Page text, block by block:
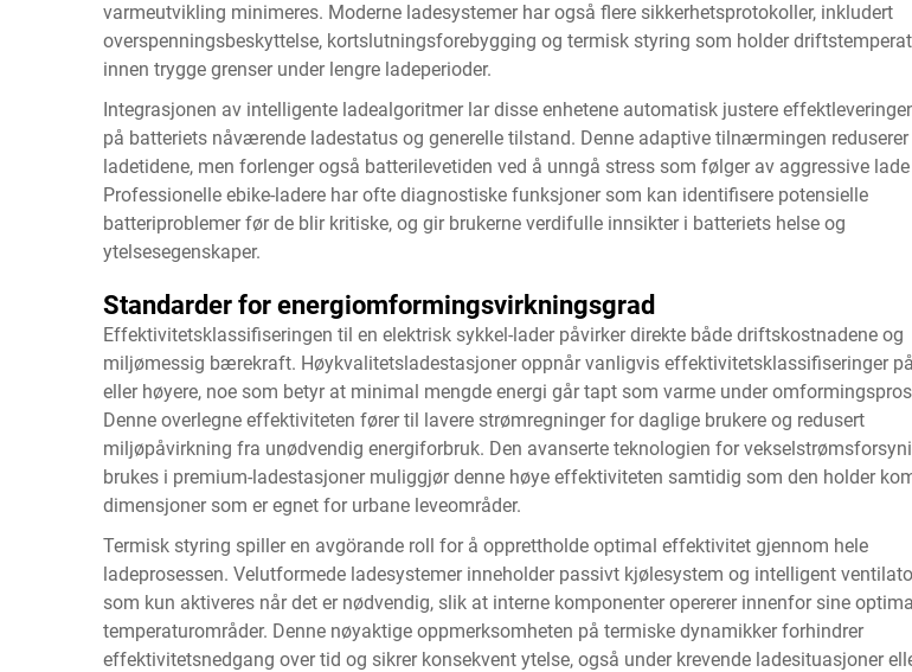
varmeutvikling minimeres. Moderne ladesystemer har også flere sikkerhetsprotokoller, inkludert
overspenningsbeskyttelse, kortslutningsforebygging og termisk styring som holder
innen trygge grenser under lengre ladeperioder.
Integrasjonen av intelligente ladealgoritmer lar disse enhetene automatisk justere
på batteriets nåværende ladestatus og generelle tilstand. Denne adaptive tilnærmingen reduserer
ladetidene, men forlenger også batterilevetiden ved å unngå stress som følger av aggressive
Professionelle ebike-ladere har ofte diagnostiske funksjoner som kan identifisere potensielle
batteriproblemer før de blir kritiske, og gir brukerne verdifulle innsikter i batteriets helse og
ytelsesegenskaper.
Standarder for energiomformingsvirkningsgrad
Effektivitetsklassifiseringen til en elektrisk sykkel-lader påvirker direkte både driftskostnadene og
miljømessig bærekraft. Høykvalitetsladestasjoner oppnår vanligvis effektivitetsklassifiseringer
eller høyere, noe som betyr at minimal mengde energi går tapt som varme under
Denne overlegne effektiviteten fører til lavere strømregninger for daglige brukere og redusert
miljøpåvirkning fra unødvendig energiforbruk. Den avanserte teknologien for
brukes i premium-ladestasjoner muliggjør denne høye effektiviteten samtidig som den holder
dimensjoner som er egnet for urbane leveområder.
Termisk styring spiller en avgörande roll for å opprettholde optimal effektivitet gjennom hele
ladeprosessen. Velutformede ladesystemer inneholder passivt kjølesystem og intelligent
som kun aktiveres når det er nødvendig, slik at interne komponenter opererer innenfor sine
temperaturområder. Denne nøyaktige oppmerksomheten på termiske dynamikker forhindrer
effektivitetsnedgang over tid og sikrer konsekvent ytelse, også under krevende ladesituasjoner